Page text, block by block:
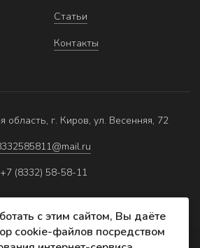
Статьи
Контакты
область, г. Киров, ул. Весенняя, 72
+7 (8332) 58-58-11
с этим сайтом, Вы даёте
cookie-файлов посредством